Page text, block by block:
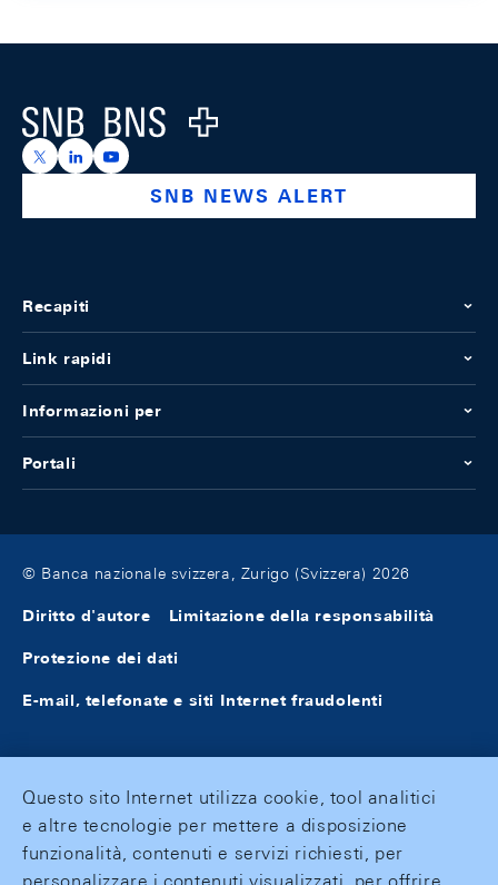
Logo
https://x.com/snb_bns
https://ch.linkedin.com/company/swiss-national-
https://www.youtube.com/@swissnationalbank
SNB NEWS ALERT
Recapiti
Link rapidi
Informazioni per
Portali
© Banca nazionale svizzera, Zurigo (Svizzera) 2026
Diritto d'autore Limitazione della responsabilità
Protezione dei dati
E-mail, telefonate e siti Internet fraudolenti
Questo sito Internet utilizza cookie, tool analitici
e altre tecnologie per mettere a disposizione
funzionalità, contenuti e servizi richiesti, per